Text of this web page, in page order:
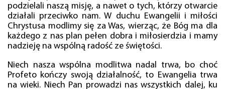
podzielali naszą misję, a nawet o tych, którzy otwarcie
działali przeciwko nam. W duchu Ewangelii i miłości
Chrystusa modlimy się za Was, wierząc, że Bóg ma dla
każdego z nas plan pełen dobra i miłosierdzia i mamy
nadzieję na wspólną radość ze świętości.
Niech nasza wspólna modlitwa nadal trwa, bo choć
Profeto kończy swoją działalność, to Ewangelia trwa
na wieki. Niech Pan prowadzi nas wszystkich dalej, ku